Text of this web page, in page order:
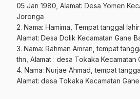
05 Jan 1980, Alamat: Desa Yomen
Joronga
2. Nama: Hamima, Tempat tanggal
Alamat: Desa Dolik Kecamatan Gane
3. Nama: Rahman Amran, tempat
thn, Alamat : desa Tokaka Kecamatan
4. Nama: Nurjae Ahmad, tempat
Alamat: desa Tokaka Kecamatan